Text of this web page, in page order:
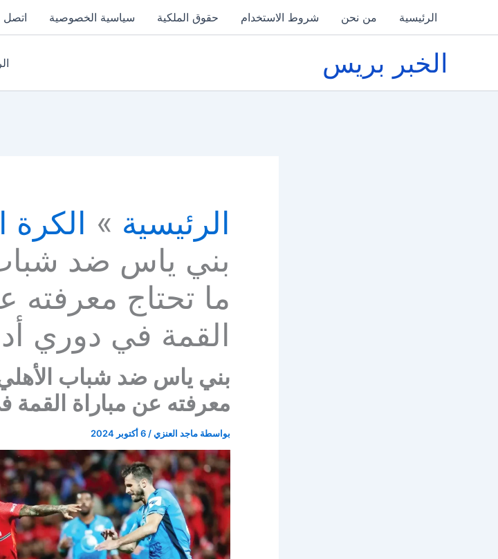
الرئيسية من نحن شروط الاستخدام حقوق الملكية سياسية الخصوصية اتصل
الخبر بريس
الرئيسية
الكرة
بني ياس ضد
ما تحتاج معرفته
القمة في دوري
بني ياس ضد شباب
معرفته عن مباراة القمة
بواسطة ماجد العنزي/ 6 أكتوبر 2024